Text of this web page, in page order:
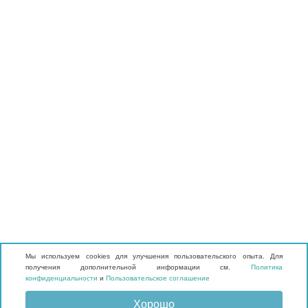
Мы используем cookies для улучшения пользовательского опыта. Для
получения дополнительной информации см. Политика
конфиденциальности и Пользовательское соглашение
Хорошо